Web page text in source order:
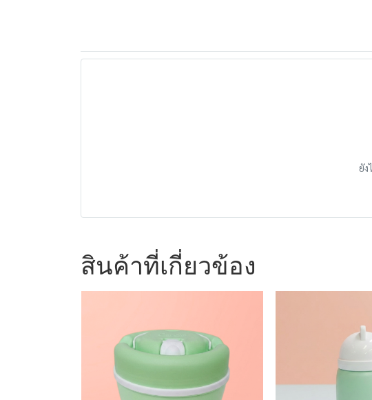
ยัง
สินค้าที่เกี่ยวข้อง